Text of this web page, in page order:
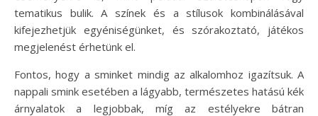
tematikus bulik. A színek és a stílusok kombinálásával
kifejezhetjük egyéniségünket, és szórakoztató, játékos
megjelenést érhetünk el.
Fontos, hogy a sminket mindig az alkalomhoz igazítsuk. A
nappali smink esetében a lágyabb, természetes hatású kék
árnyalatok a legjobbak, míg az estélyekre bátran